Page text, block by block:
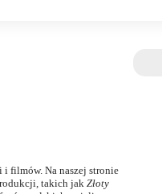
i filmów. Na naszej stronie
takich jak Złoty